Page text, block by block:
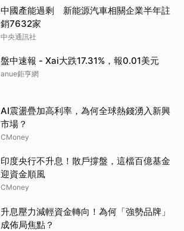
中國產能過剩 新能源汽車相關企業半年註
銷7632家
中央通訊社
盤中速報 - Xai大跌17.31%，報0.01美元
anue鉅亨網
AI震盪疊加高利率，為何全球熱錢湧入新興
市場？
CMoney
印度央行不升息！散戶撐盤，這檔百億基金
迎資金順風
CMoney
升息壓力減輕資金轉向！為何「強勢品牌」
成佈局焦點？